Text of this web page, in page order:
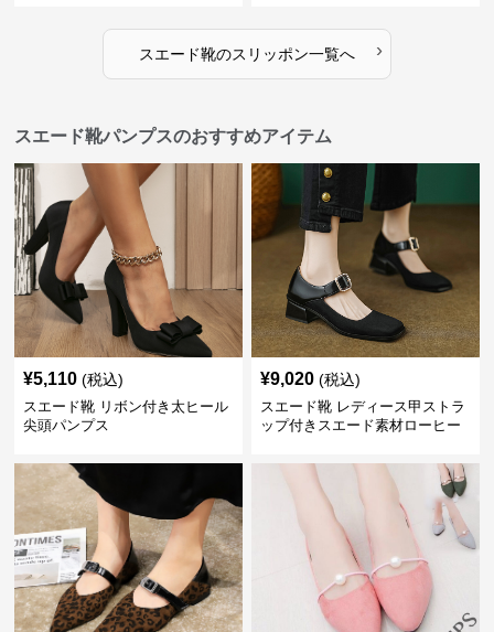
スエード靴のスリッポン一覧へ ›
スエード靴パンプスのおすすめアイテム
¥5,110 (税込)
スエード靴 リボン付き太ヒール
尖頭パンプス
¥9,020 (税込)
スエード靴 レディース甲ストラ
ップ付きスエード素材ローヒー